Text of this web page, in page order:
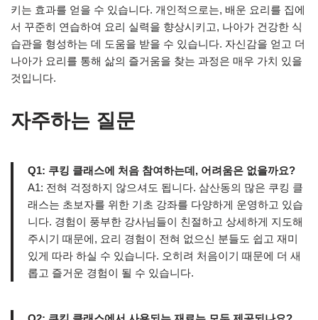
키는 효과를 얻을 수 있습니다. 개인적으로는, 배운 요리를 집에
서 꾸준히 연습하여 요리 실력을 향상시키고, 나아가 건강한 식
습관을 형성하는 데 도움을 받을 수 있습니다. 자신감을 얻고 더
나아가 요리를 통해 삶의 즐거움을 찾는 과정은 매우 가치 있을
것입니다.
자주하는 질문
Q1: 쿠킹 클래스에 처음 참여하는데, 어려움은 없을까요?
A1: 전혀 걱정하지 않으셔도 됩니다. 삼산동의 많은 쿠킹 클
래스는 초보자를 위한 기초 강좌를 다양하게 운영하고 있습
니다. 경험이 풍부한 강사님들이 친절하고 상세하게 지도해
주시기 때문에, 요리 경험이 전혀 없으신 분들도 쉽고 재미
있게 따라 하실 수 있습니다. 오히려 처음이기 때문에 더 새
롭고 즐거운 경험이 될 수 있습니다.